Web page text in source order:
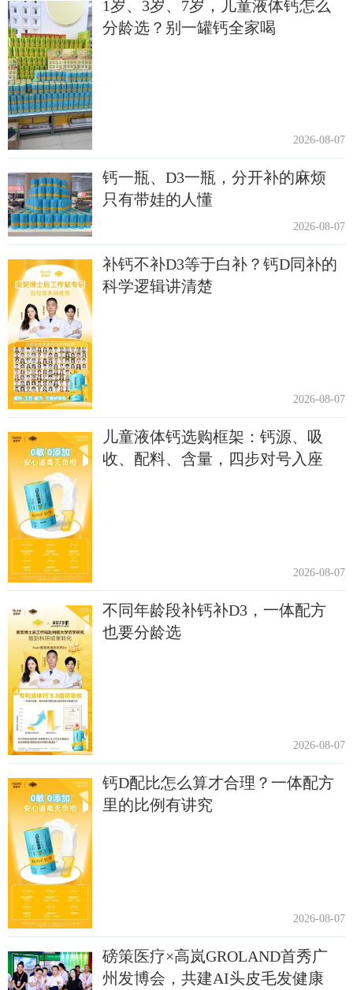
1岁、3岁、7岁，儿童液体钙怎么
分龄选？别一罐钙全家喝
2026-08-07
钙一瓶、D3一瓶，分开补的麻烦
只有带娃的人懂
2026-08-07
补钙不补D3等于白补？钙D同补的
科学逻辑讲清楚
2026-08-07
儿童液体钙选购框架：钙源、吸
收、配料、含量，四步对号入座
2026-08-07
不同年龄段补钙补D3，一体配方
也要分龄选
2026-08-07
钙D配比怎么算才合理？一体配方
里的比例有讲究
2026-08-07
磅策医疗×高岚GROLAND首秀广
州发博会，共建AI头皮毛发健康